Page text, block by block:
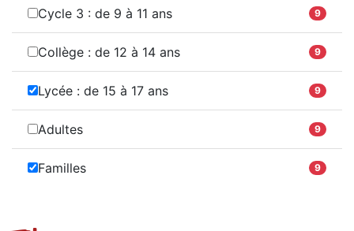
Cycle 3 : de 9 à 11 ans 9
Collège : de 12 à 14 ans 9
Lycée : de 15 à 17 ans 9
Adultes 9
Familles 9